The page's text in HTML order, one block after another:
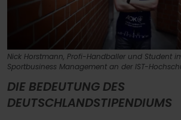
Nick Horstmann, Profi-Handballer und Student
Sportbusiness Management an der IST-
DIE BEDEUTUNG DES
DEUTSCHLANDSTIPENDIUMS